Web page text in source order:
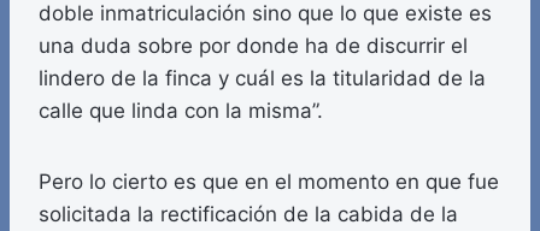
doble inmatriculación sino que lo que existe es
una duda sobre por donde ha de discurrir el
lindero de la finca y cuál es la titularidad de la
calle que linda con la misma”.
Pero lo cierto es que en el momento en que fue
solicitada la rectificación de la cabida de la